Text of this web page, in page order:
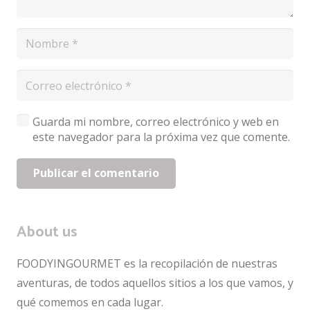
Guarda mi nombre, correo electrónico y web en
este navegador para la próxima vez que comente.
Publicar el comentario
About us
FOODYINGOURMET es la recopilación de nuestras
aventuras, de todos aquellos sitios a los que vamos, y
qué comemos en cada lugar.